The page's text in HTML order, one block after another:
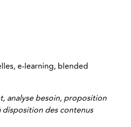
e-learning, blended
analyse besoin, proposition
des contenus